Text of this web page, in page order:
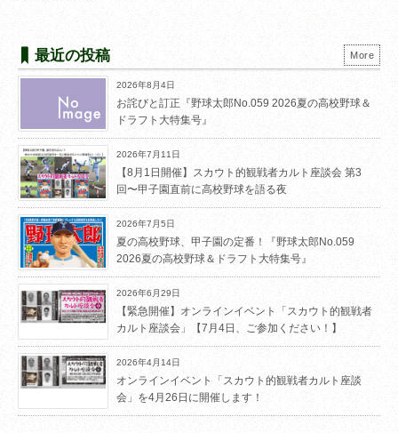
最近の投稿
2026年8月4日
お詫びと訂正『野球太郎No.059 2026夏の高校野球＆
ドラフト大特集号』
2026年7月11日
【8月1日開催】スカウト的観戦者カルト座談会 第3
回〜甲子園直前に高校野球を語る夜
2026年7月5日
夏の高校野球、甲子園の定番！『野球太郎No.059
2026夏の高校野球＆ドラフト大特集号』
2026年6月29日
【緊急開催】オンラインイベント「スカウト的観戦者
カルト座談会」【7月4日、ご参加ください！】
2026年4月14日
オンラインイベント「スカウト的観戦者カルト座談
会」を4月26日に開催します！
More